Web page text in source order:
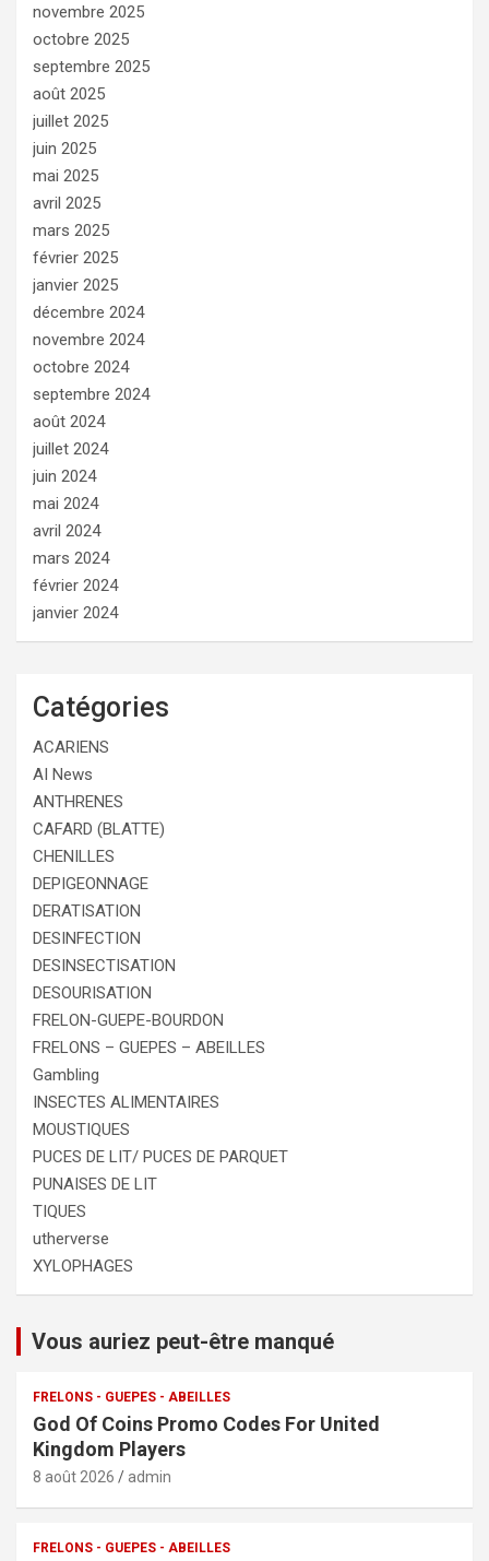
novembre 2025
octobre 2025
septembre 2025
août 2025
juillet 2025
juin 2025
mai 2025
avril 2025
mars 2025
février 2025
janvier 2025
décembre 2024
novembre 2024
octobre 2024
septembre 2024
août 2024
juillet 2024
juin 2024
mai 2024
avril 2024
mars 2024
février 2024
janvier 2024
Catégories
ACARIENS
AI News
ANTHRENES
CAFARD (BLATTE)
CHENILLES
DEPIGEONNAGE
DERATISATION
DESINFECTION
DESINSECTISATION
DESOURISATION
FRELON-GUEPE-BOURDON
FRELONS – GUEPES – ABEILLES
Gambling
INSECTES ALIMENTAIRES
MOUSTIQUES
PUCES DE LIT/ PUCES DE PARQUET
PUNAISES DE LIT
TIQUES
utherverse
XYLOPHAGES
Vous auriez peut-être manqué
FRELONS - GUEPES - ABEILLES
God Of Coins Promo Codes For United
Kingdom Players
8 août 2026 admin
FRELONS - GUEPES - ABEILLES